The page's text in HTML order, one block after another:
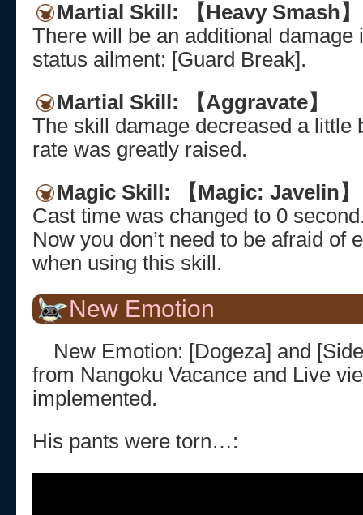
Martial Skill: 【Heavy Smash】
There will be an additional damage
status ailment: [Guard Break].
Martial Skill: 【Aggravate】
The skill damage decreased a little
rate was greatly raised.
Magic Skill: 【Magic: Javelin】
Cast time was changed to 0
Now you don’t need to be afraid of
when using this skill.
New Emotion
New Emotion: [Dogeza] and
from Nangoku Vacance and Live
implemented.
His pants were torn…: